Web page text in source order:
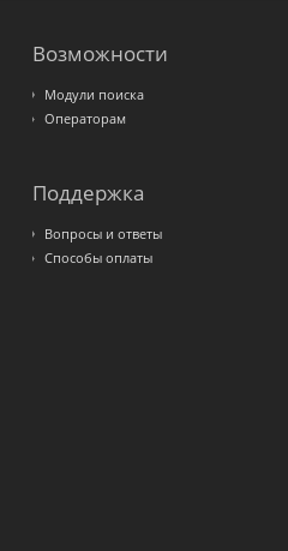
Возможности
Модули поиска
Операторам
Поддержка
Вопросы и ответы
Способы оплаты